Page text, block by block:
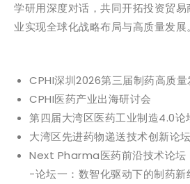
学研用深度对话，共同开拓投资贸
业实现全球化战略布局与高质量发展。
CPHI深圳2026第三届制药高质量
CPHI医药产业出海研讨会
第四届大湾区医药工业制造4.0论
大湾区先进药物递送技术创新论坛
Next Pharma医药前沿技术论坛
-论坛一：数智化驱动下的制药新